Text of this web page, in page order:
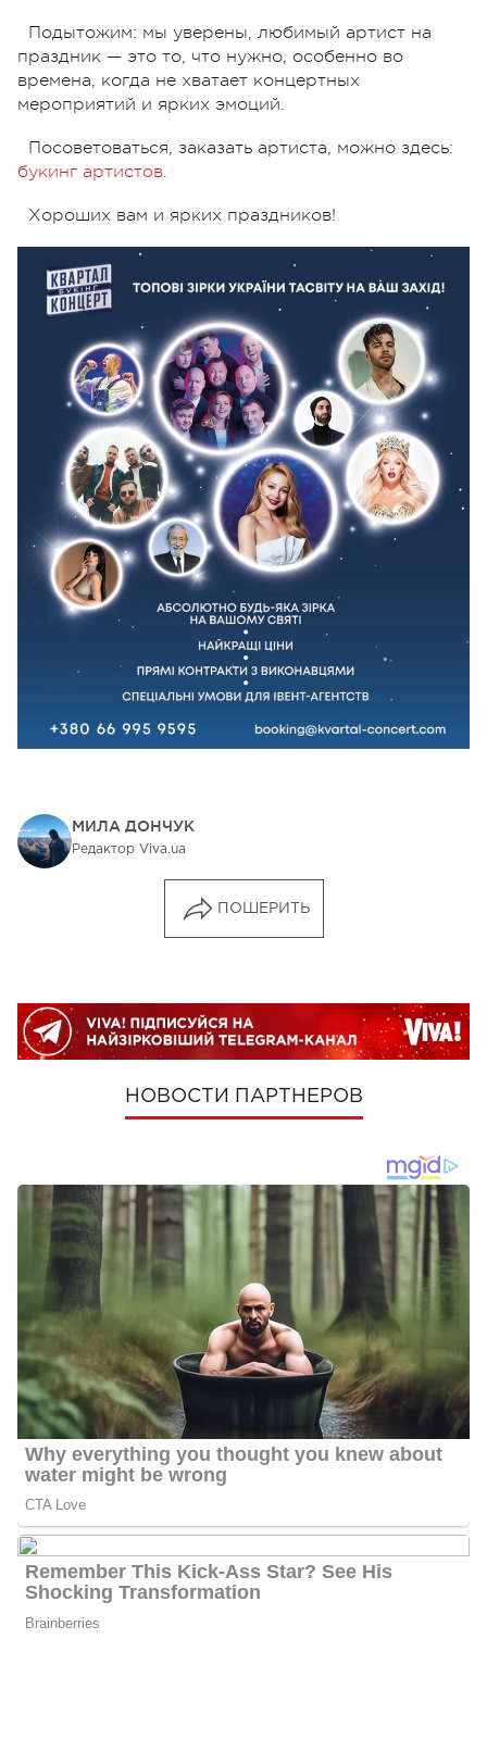
Подытожим: мы уверены, любимый артист на
праздник — это то, что нужно, особенно во
времена, когда не хватает концертных
мероприятий и ярких эмоций.
Посоветоваться, заказать артиста, можно здесь:
букинг артистов.
Хороших вам и ярких праздников!
МИЛА ДОНЧУК
Редактор Viva.ua
ПОШЕРИТЬ
НОВОСТИ ПАРТНЕРОВ